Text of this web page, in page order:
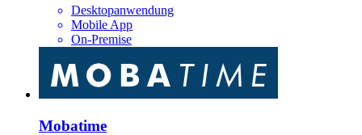
Desktopanwendung
Mobile App
On-Premise
Mobatime